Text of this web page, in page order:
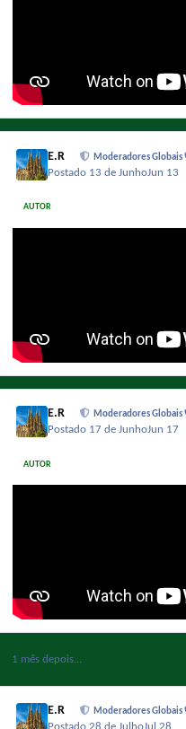
E.R Moderadores Globais
Postado 13 de JunhoJun 13
AUTOR
E.R Moderadores Globais
Postado 17 de JunhoJun 17
AUTOR
1 mês depois...
E.R Moderadores Globais